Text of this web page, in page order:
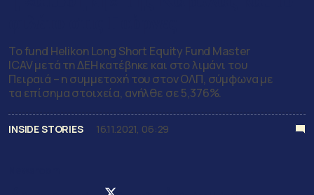
Το fund Helikon Long Short Equity Fund Master
ICAV μετά τη ΔΕΗ κατέβηκε και στο λιμάνι του
Πειραιά – η συμμετοχή του στον ΟΛΠ, σύμφωνα με
τα επίσημα στοιχεία, ανήλθε σε 5,376%.
INSIDE STORIES 16.11.2021, 06:29